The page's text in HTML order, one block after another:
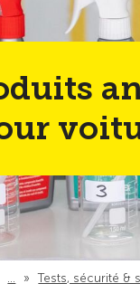
… » Tests, sécurité &